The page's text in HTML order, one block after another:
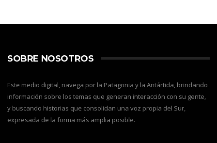
SOBRE NOSOTROS
Este medio digital, navega por la Patagonia y la Antártida, brindando
información sobre los temas que generan interacción con su gente,
y buscando historias que consolidan una voz propia del Sur,
expresada de la forma más amplia posible.